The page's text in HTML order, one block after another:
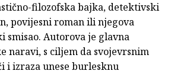
filozofska bajka, detektivski
povijesni roman ili njegova
smisao. Autorova je glavna
naravi, s ciljem da svojevrsnim
i izraza unese burlesknu